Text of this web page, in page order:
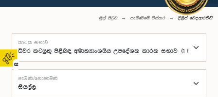
02
මුල් පිටුව පැමිණීමේ විස්තර දිලිප් වෙදආරච්චි
කාරක සභාව
පැමිණි/නොපැමිණි